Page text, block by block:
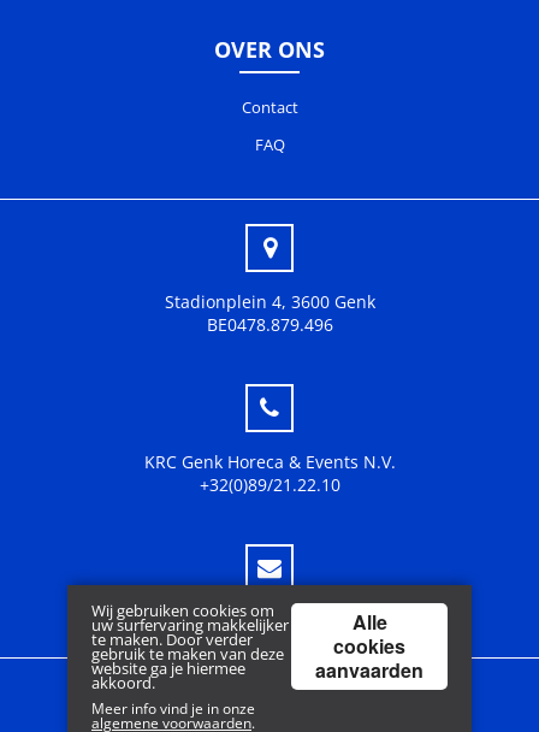
OVER ONS
Contact
FAQ
Stadionplein 4, 3600 Genk
BE0478.879.496
KRC Genk Horeca & Events N.V.
+32(0)89/21.22.10
fanshop@krcgenk.be
Copyright © 2018 www.krcgenk.be | Powered by
Wij gebruiken cookies om
uw surfervaring makkelijker
te maken. Door verder
gebruik te maken van deze
website ga je hiermee
akkoord.
Meer info vind je in onze
algemene voorwaarden.
Alle
cookies
aanvaarden